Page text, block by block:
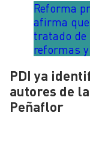
Reforma
afirma
tratado de
reformas
PDI ya
autores de
Peñaflor